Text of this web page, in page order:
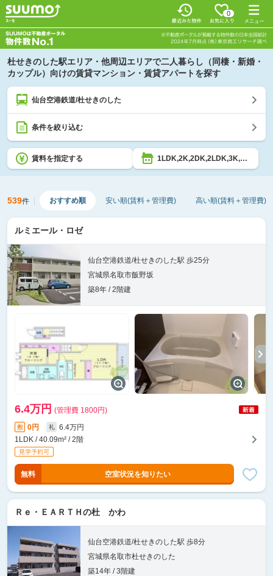
0
杜せきのした駅エリア・他周辺エリアで二人暮らし（同棲・新婚・
カップル）向けの賃貸マンション・賃貸アパートを探す
仙台空港鉄道/杜せきのした
条件を絞り込む
賃料を指定する 1LDK,2K,2DK,2LDK,3K,3DK,3LDK,4K,4DK,4LDK,5K以上
539件 おすすめ順 安い順(賃料＋管理費) 高い順(賃料＋管理費)
ルミエール・ロゼ
仙台空港鉄道/杜せきのした駅 歩25分
宮城県名取市飯野坂
築8年 / 2階建
6.4万円 (管理費 1800円)
敷 0円 礼
6.4万円
1LDK / 40.09m² / 2階
無料 空室状況を知りたい
Ｒｅ・ＥＡＲＴＨの杜 かわ
仙台空港鉄道/杜せきのした駅 歩8分
宮城県名取市杜せきのした
築14年 / 3階建